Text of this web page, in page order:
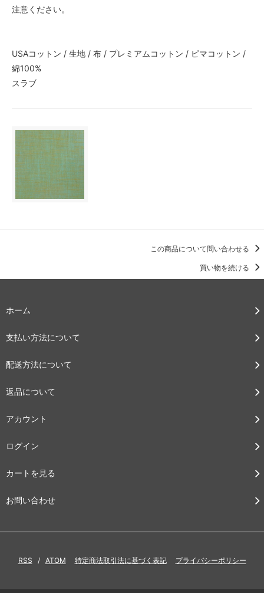
注意ください。
USAコットン / 生地 / 布 / プレミアムコットン / ピマコットン /
綿100%
スラブ
この商品について問い合わせる
買い物を続ける
ホーム
支払い方法について
配送方法について
返品について
アカウント
ログイン
カートを見る
お問い合わせ
RSS / ATOM 特定商法取引法に基づく表記 プライバシーポリシー